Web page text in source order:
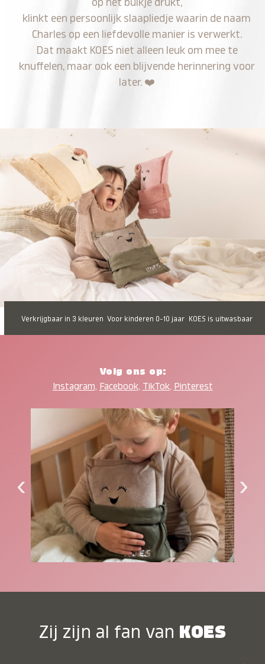
op het buikje drukt,
klinkt een persoonlijk slaapliedje waarin de naam
Charles op een liefdevolle manier is verwerkt.
Dat maakt KOES niet alleen leuk om mee te
knuffelen, maar ook een blijvende herinnering voor
later. ❤️
Verkrijgbaar in 3 kleuren Voor kinderen 0-10 jaar KOES is uitwasbaar
Volg ons op:
Instagram, Facebook, TikTok, Pinterest
‹ ›
Zij zijn al fan van KOES